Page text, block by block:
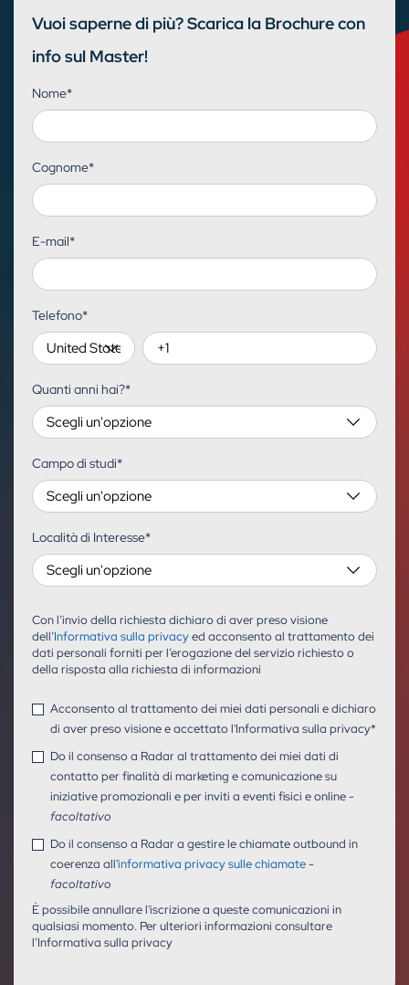
Vuoi saperne di più? Scarica la Brochure con
info sul Master!
Nome*
Cognome*
E-mail*
Telefono*
Quanti anni hai?*
Campo di studi*
Località di Interesse*
Con l’invio della richiesta dichiaro di aver preso visione
dell’Informativa sulla privacyed acconsento al trattamento dei
dati personali forniti per l’erogazione del servizio richiesto o
della risposta alla richiesta di informazioni
Acconsento al trattamento dei miei dati personali e dichiaro
di aver preso visione e accettato l'Informativa sulla privacy*
Do il consenso a Radar al trattamento dei miei dati di
contatto per finalità di marketing e comunicazione su
iniziative promozionali e per inviti a eventi fisici e online -
facoltativo
Do il consenso a Radar a gestire le chiamate outbound in
coerenza all'informativa privacy sulle chiamate-
facoltativo
È possibile annullare l'iscrizione a queste comunicazioni in
qualsiasi momento. Per ulteriori informazioni consultare
l’Informativa sulla privacy